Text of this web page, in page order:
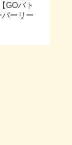
GOバト
パーリー